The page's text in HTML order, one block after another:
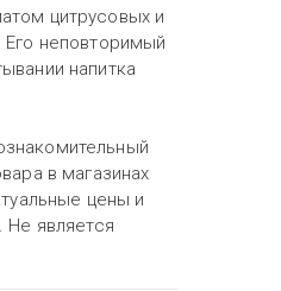
цитрусовых и
неповторимый
напитка
в магазинах
цены и
Не является